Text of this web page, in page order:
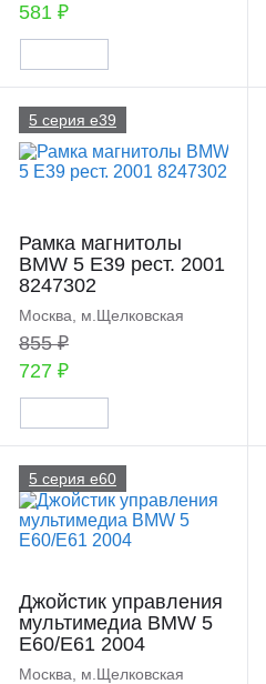
581 ₽
5 серия e39
Рамка магнитолы
BMW 5 E39 рест. 2001
8247302
Москва, м.Щелковская
855 ₽
727 ₽
5 серия e60
Джойстик управления
мультимедиа BMW 5
E60/E61 2004
Москва, м.Щелковская